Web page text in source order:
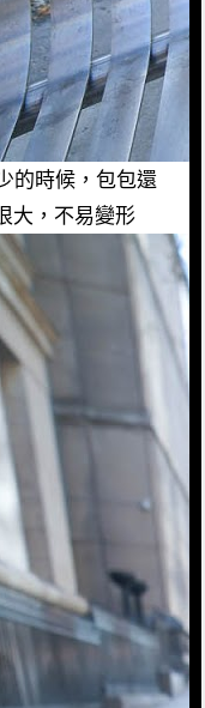
的時候，包包還
大，不易變形